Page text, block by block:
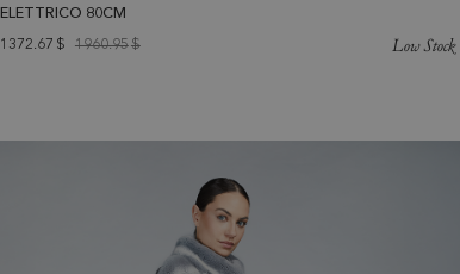
ELETTRICO 80CM
1372.67 $ 1960.95$ Low Stock